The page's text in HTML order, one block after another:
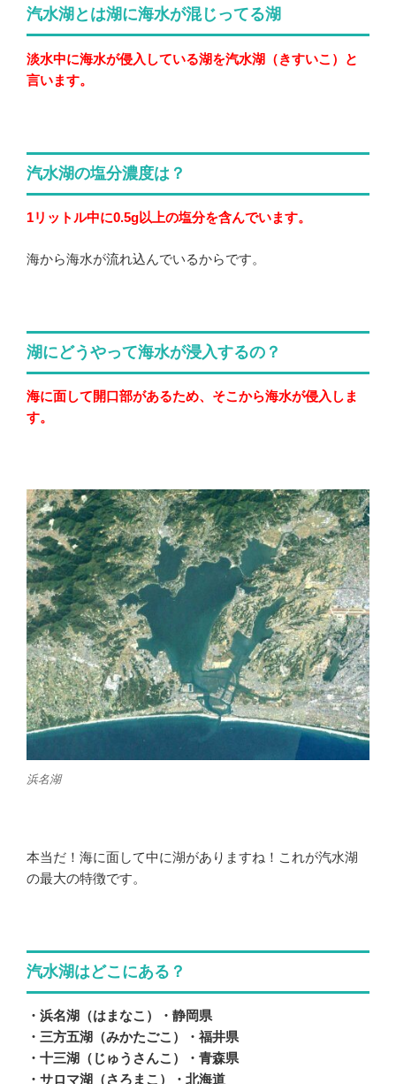
汽水湖とは湖に海水が混じってる湖
淡水中に海水が侵入している湖を汽水湖（きすいこ）と
言います。
汽水湖の塩分濃度は？
1リットル中に0.5g以上の塩分を含んでいます。
海から海水が流れ込んでいるからです。
湖にどうやって海水が浸入するの？
海に面して開口部があるため、そこから海水が侵入しま
す。
浜名湖
本当だ！海に面して中に湖がありますね！これが汽水湖
の最大の特徴です。
汽水湖はどこにある？
・浜名湖（はまなこ）・静岡県
・三方五湖（みかたごこ）・福井県
・十三湖（じゅうさんこ）・青森県
・サロマ湖（さろまこ）・北海道